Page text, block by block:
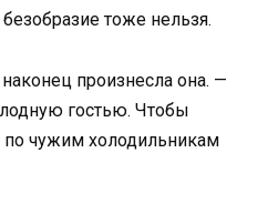
тоже нельзя.
произнесла она. —
гостью. Чтобы
чужим холодильникам